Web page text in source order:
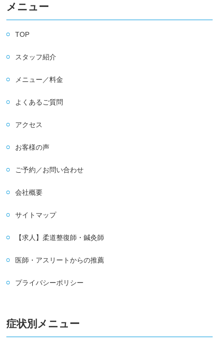
メニュー
TOP
スタッフ紹介
メニュー／料金
よくあるご質問
アクセス
お客様の声
ご予約／お問い合わせ
会社概要
サイトマップ
【求人】柔道整復師・鍼灸師
医師・アスリートからの推薦
プライバシーポリシー
症状別メニュー